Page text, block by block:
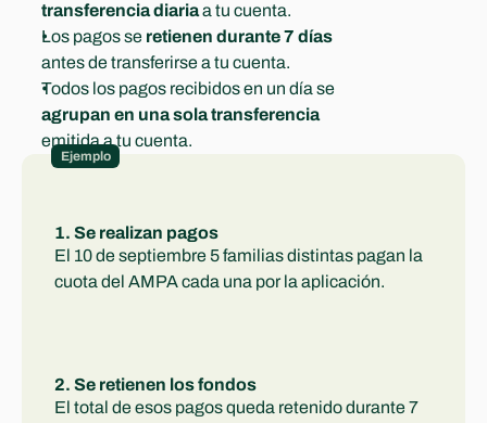
transferencia diaria a tu cuenta.
Los pagos se retienen durante 7 días
antes de transferirse a tu cuenta.
agrupan en una sola transferencia
emitida a tu cuenta.
1. Se realizan pagos
El 10 de septiembre 5 familias distintas pagan la
cuota del AMPA cada una por la aplicación.
2. Se retienen los fondos
El total de esos pagos queda retenido durante 7
Ejemplo